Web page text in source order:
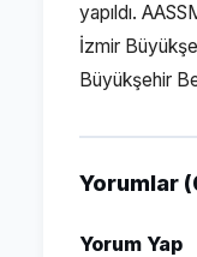
yapıldı.
İzmir
Büyükşehir
Yorumlar
Yorum Yap